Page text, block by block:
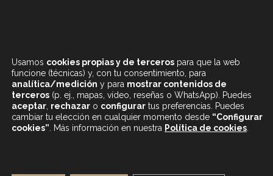
Usamos cookies propias y de terceros para que la web
funcione (técnicas) y, con tu consentimiento, para
analítica/medición y para mostrar contenidos de
terceros (p. ej., mapas, vídeo, reseñas o WhatsApp). Puedes
aceptar rechazar o configurar tus preferencias. Puedes
cambiar tu elección en cualquier momento desde “Configurar
cookies” . Más información en nuestra Política de cookies